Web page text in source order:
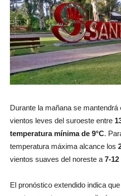
Durante la mañana se
vientos leves del suroeste entre
temperatura mínima de 9°C.
temperatura máxima alcance los
vientos suaves del noreste a 7-
El pronóstico extendido indica